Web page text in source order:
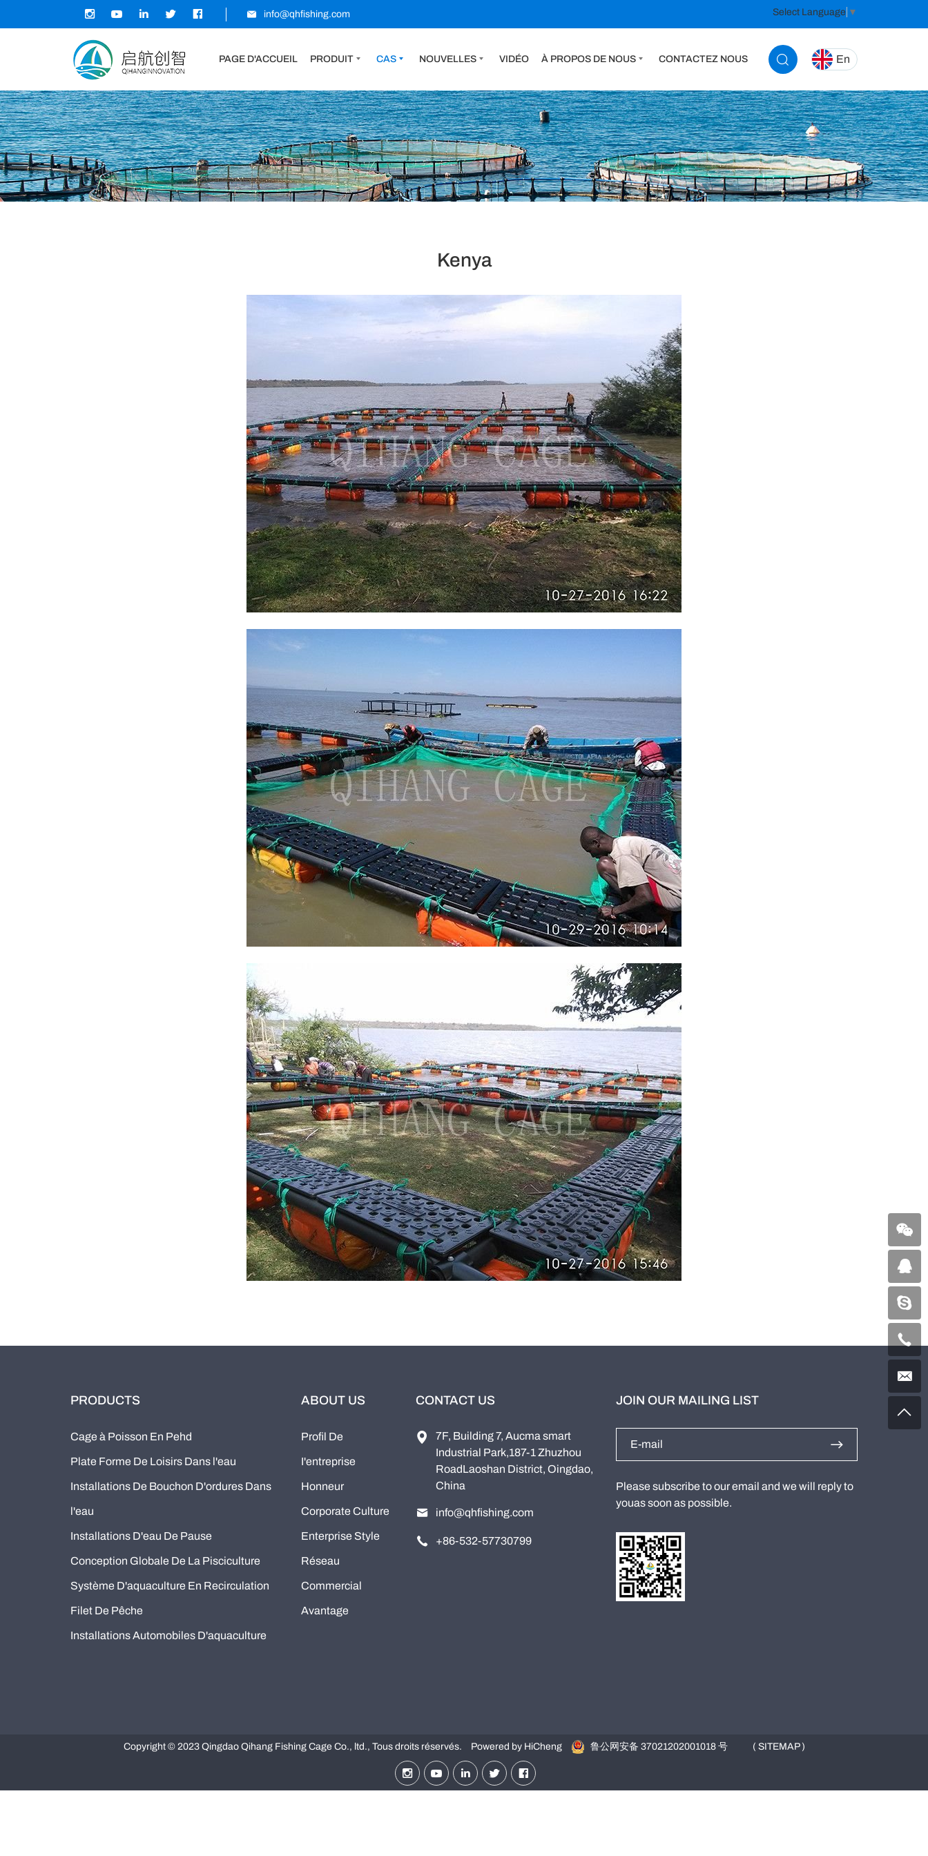
info@qhfishing.com
PAGE D'ACCUEIL PRODUIT CAS NOUVELLES VIDÉO À PROPOS DE NOUS CONTACTEZ NOUS En
Select Language ▼
Kenya
PRODUCTS
Cage à Poisson En Pehd
Plate Forme De Loisirs Dans l'eau
Installations De Bouchon D'ordures Dans
l'eau
Installations D'eau De Pause
Conception Globale De La Pisciculture
Système D'aquaculture En Recirculation
Filet De Pêche
Installations Automobiles D'aquaculture
ABOUT US
Profil De
I'entreprise
Honneur
Corporate Culture
Enterprise Style
Réseau
Commercial
Avantage
CONTACT US
7F, Building 7, Aucma smart
Industrial Park,187-1 Zhuzhou
RoadLaoshan District, Oingdao,
China
info@qhfishing.com
+86-532-57730799
JOIN OUR MAILING LIST
Please subscribe to our email and we will reply to
youas soon as possible.
Copyright © 2023 Qingdao Qihang Fishing Cage Co., ltd., Tous droits réservés. Powered by HiCheng 鲁公网安备 37021202001018 号 ( SITEMAP )